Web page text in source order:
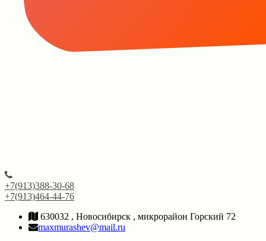
+7(913)388-30-68
+7(913)464-44-76
630032 , Новосибирск , микрорайон Горский 72
maxmurashev@mail.ru